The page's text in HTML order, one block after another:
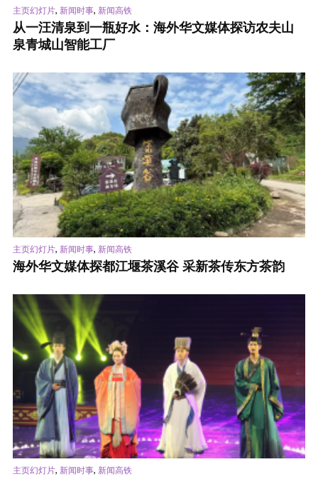
主页幻灯片, 新闻时事, 新闻高铁
从一汪清泉到一瓶好水：海外华文媒体探访农夫山
泉青城山智能工厂
主页幻灯片, 新闻时事, 新闻高铁
海外华文媒体探都江堰茶溪谷 采新茶传东方茶韵
主页幻灯片, 新闻时事, 新闻高铁